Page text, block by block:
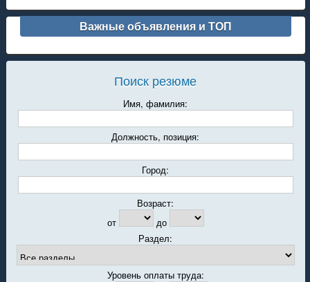
Важные объявления и ТОП
Поиск резюме
Имя, фамилия:
Должность, позиция:
Город:
Возраст:
от
до
Раздел:
Уровень оплаты труда: